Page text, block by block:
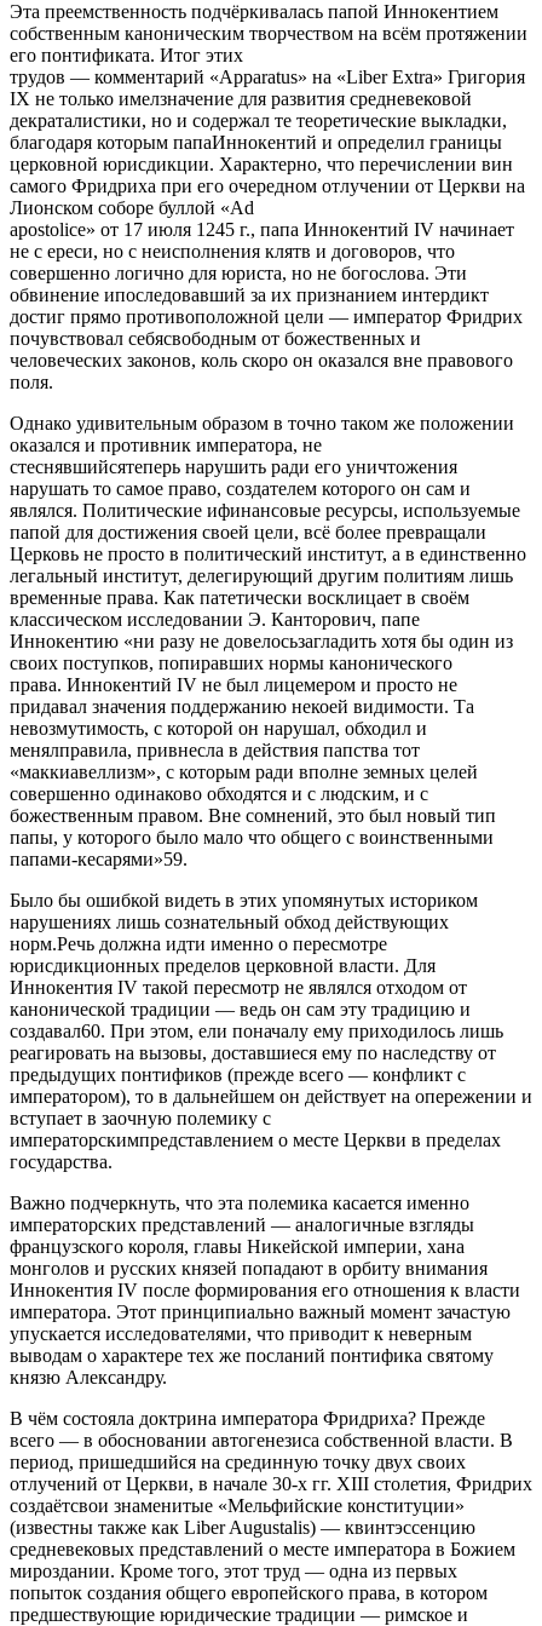
Эта преемственность подчёркивалась папой Иннокентием
собственным каноническим творчеством на всём протяжении
его понтификата. Итог этих
трудов — комментарий «Apparatus» на «Liber Extra» Григория
IX не только имелзначение для развития средневековой
декраталистики, но и содержал те теоретические выкладки,
благодаря которым папаИннокентий и определил границы
церковной юрисдикции. Характерно, что перечислении вин
самого Фридриха при его очередном отлучении от Церкви на
Лионском соборе буллой «Ad
apostolice» от 17 июля 1245 г., папа Иннокентий IV начинает
не с ереси, но с неисполнения клятв и договоров, что
совершенно логично для юриста, но не богослова. Эти
обвинение ипоследовавший за их признанием интердикт
достиг прямо противоположной цели — император Фридрих
почувствовал себясвободным от божественных и
человеческих законов, коль скоро он оказался вне правового
поля.
Однако удивительным образом в точно таком же положении
оказался и противник императора, не
стеснявшийсятеперь нарушить ради его уничтожения
нарушать то самое право, создателем которого он сам и
являлся. Политические ифинансовые ресурсы, используемые
папой для достижения своей цели, всё более превращали
Церковь не просто в политический институт, а в единственно
легальный институт, делегирующий другим политиям лишь
временные права. Как патетически восклицает в своём
классическом исследовании Э. Канторович, папе
Иннокентию «ни разу не довелосьзагладить хотя бы один из
своих поступков, попиравших нормы канонического
права. Иннокентий IV не был лицемером и просто не
придавал значения поддержанию некоей видимости. Та
невозмутимость, с которой он нарушал, обходил и
менялправила, привнесла в действия папства тот
«маккиавеллизм», с которым ради вполне земных целей
совершенно одинаково обходятся и с людским, и с
божественным правом. Вне сомнений, это был новый тип
папы, у которого было мало что общего с воинственными
папами-кесарями»59.
Было бы ошибкой видеть в этих упомянутых историком
нарушениях лишь сознательный обход действующих
норм.Речь должна идти именно о пересмотре
юрисдикционных пределов церковной власти. Для
Иннокентия IV такой пересмотр не являлся отходом от
канонической традиции — ведь он сам эту традицию и
создавал60. При этом, ели поначалу ему приходилось лишь
реагировать на вызовы, доставшиеся ему по наследству от
предыдущих понтификов (прежде всего — конфликт с
императором), то в дальнейшем он действует на опережении и
вступает в заочную полемику с
императорскимпредставлением о месте Церкви в пределах
государства.
Важно подчеркнуть, что эта полемика касается именно
императорских представлений — аналогичные взгляды
французского короля, главы Никейской империи, хана
монголов и русских князей попадают в орбиту внимания
Иннокентия IV после формирования его отношения к власти
императора. Этот принципиально важный момент зачастую
упускается исследователями, что приводит к неверным
выводам о характере тех же посланий понтифика святому
князю Александру.
В чём состояла доктрина императора Фридриха? Прежде
всего — в обосновании автогенезиса собственной власти. В
период, пришедшийся на срединную точку двух своих
отлучений от Церкви, в начале 30-х гг. XIII столетия, Фридрих
создаётсвои знаменитые «Мельфийские конституции»
(известны также как Liber Augustalis) — квинтэссенцию
средневековых представлений о месте императора в Божием
мироздании. Кроме того, этот труд — одна из первых
попыток создания общего европейского права, в котором
предшествующие юридические традиции — римское и